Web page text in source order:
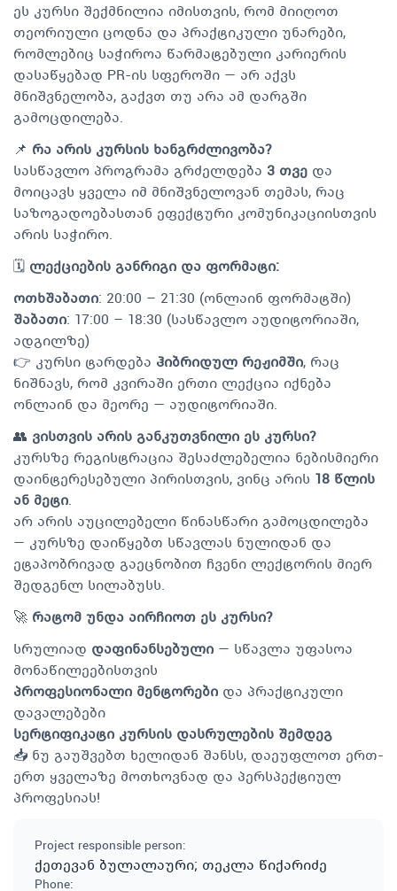
ეს კურსი შექმნილია იმისთვის, რომ მიიღოთ
თეორიული ცოდნა და პრაქტიკული უნარები,
რომლებიც საჭიროა წარმატებული კარიერის
დასაწყებად PR-ის სფეროში — არ აქვს
მნიშვნელობა, გაქვთ თუ არა ამ დარგში
გამოცდილება.
📌 რა არის კურსის ხანგრძლივობა?
სასწავლო პროგრამა გრძელდება 3 თვე და
მოიცავს ყველა იმ მნიშვნელოვან თემას, რაც
საზოგადოებასთან ეფექტური კომუნიკაციისთვის
არის საჭირო.
🗓 ლექციების განრიგი და ფორმატი:
ოთხშაბათი: 20:00 – 21:30 (ონლაინ ფორმატში)
შაბათი: 17:00 – 18:30 (სასწავლო აუდიტორიაში,
ადგილზე)
👉 კურსი ტარდება ჰიბრიდულ რეჟიმში, რაც
ნიშნავს, რომ კვირაში ერთი ლექცია იქნება
ონლაინ და მეორე — აუდიტორიაში.
👥 ვისთვის არის განკუთვნილი ეს კურსი?
კურსზე რეგისტრაცია შესაძლებელია ნებისმიერი
დაინტერესებული პირისთვის, ვინც არის 18 წლის
ან მეტი.
არ არის აუცილებელი წინასწარი გამოცდილება
— კურსზე დაიწყებთ სწავლას ნულიდან და
ეტაპობრივად გაეცნობით ჩვენი ლექტორის მიერ
შედგენლ სილაბუსს.
🚀 რატომ უნდა აირჩიოთ ეს კურსი?
სრულიად დაფინანსებული — სწავლა უფასოა
მონაწილეებისთვის
პროფესიონალი მენტორები და პრაქტიკული
დავალებები
სერტიფიკატი კურსის დასრულების შემდეგ
📥 ნუ გაუშვებთ ხელიდან შანსს, დაეუფლოთ ერთ-
ერთ ყველაზე მოთხოვნად და პერსპექტიულ
პროფესიას!
Project responsible person:
ქეთევან ბულალაური; თეკლა წიქარიძე
Phone: